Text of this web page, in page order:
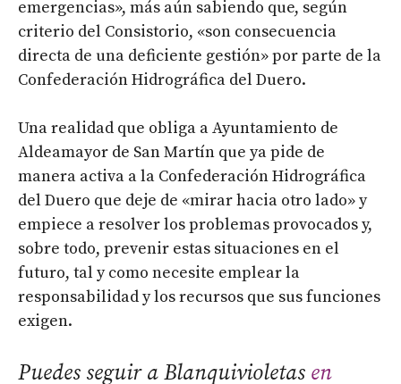
emergencias», más aún sabiendo que, según
criterio del Consistorio, «son consecuencia
directa de una deficiente gestión» por parte de la
Confederación Hidrográfica del Duero.
Una realidad que obliga a Ayuntamiento de
Aldeamayor de San Martín que ya pide de
manera activa a la Confederación Hidrográfica
del Duero que deje de «mirar hacia otro lado» y
empiece a resolver los problemas provocados y,
sobre todo, prevenir estas situaciones en el
futuro, tal y como necesite emplear la
responsabilidad y los recursos que sus funciones
exigen.
Puedes seguir a Blanquivioletas en